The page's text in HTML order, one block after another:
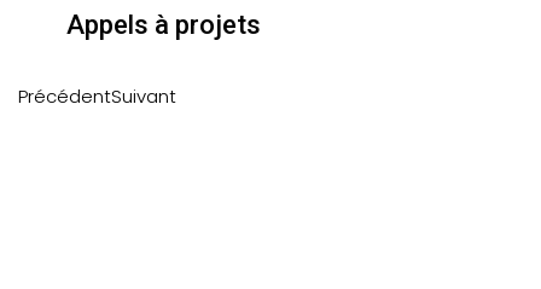
Appels à projets
PrécédentSuivant